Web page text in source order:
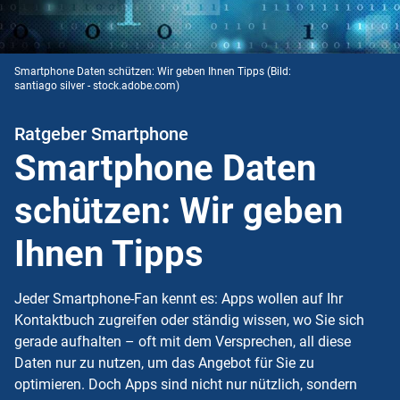
Smartphone Daten schützen: Wir geben Ihnen Tipps (Bild:
santiago silver - stock.adobe.com)
Ratgeber Smartphone
Smartphone Daten
schützen: Wir geben
Ihnen Tipps
Jeder Smartphone-Fan kennt es: Apps wollen auf Ihr
Kontaktbuch zugreifen oder ständig wissen, wo Sie sich
gerade aufhalten – oft mit dem Versprechen, all diese
Daten nur zu nutzen, um das Angebot für Sie zu
optimieren. Doch Apps sind nicht nur nützlich, sondern